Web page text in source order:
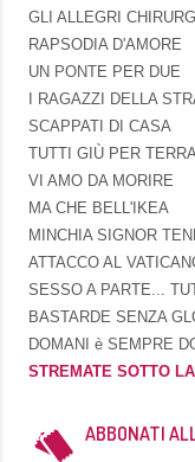
GLI ALLEGRI
RAPSODIA D'AMORE
UN PONTE PER DUE
I RAGAZZI DELLA
SCAPPATI DI CASA
TUTTI GIÙ PER TERRA
VI AMO DA MORIRE
MA CHE BELL'IKEA
MINCHIA SIGNOR
ATTACCO AL
SESSO A PARTE...
BASTARDE SENZA
DOMANI è SEMPRE
STREMATE SOTTO
ABBONATI